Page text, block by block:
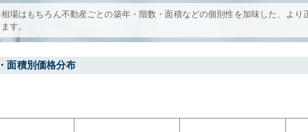
場はもちろん不動産ごとの築年・階数・面積などの個別性を加味した、より
す。
面積別価格分布